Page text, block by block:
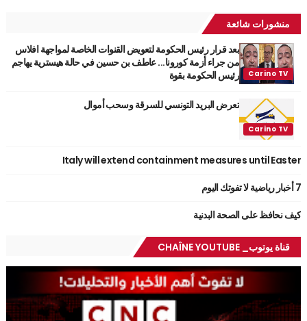
منشورات شائعة
بعد قرار رئيس الحكومة لتعويض القنوات الخاصة لمواجهة افلاس
من جراء أزمة كورونا... عاطف بن حسين في حالة هيسترية يهاجم
رئيس الحكومة بقوة
تعرض البريد التونسي للسرقة وسحب أموال
Italy will extend containment measures until Easter
7 أخبار رياضية لا تفوتك اليوم
كيف نحافظ على الصحة البدنية
قناة يوتوب_ CHAÎNE YOUTUBE